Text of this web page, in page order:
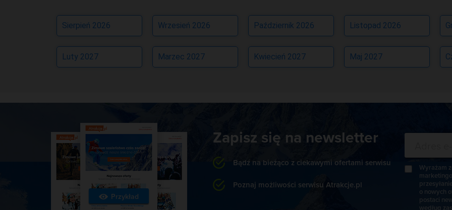
Sierpień 2026 Wrzesień 2026 Październik 2026 Listopad 2026
Luty 2027 Marzec 2027 Kwiecień 2027 Maj 2027
Przykład
Zapisz się na newsletter
Bądź na bieżąco z ciekawymi ofertami serwisu
Poznaj możliwości serwisu Atrakcje.pl
Wyrażam
o nowych
postaci
według